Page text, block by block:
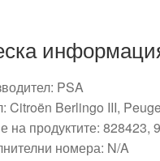
PSA
Citroën Berlingo III,
на продуктите: 828423,
номера: N/A